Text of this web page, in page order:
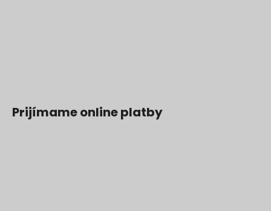
Prijímame online platby